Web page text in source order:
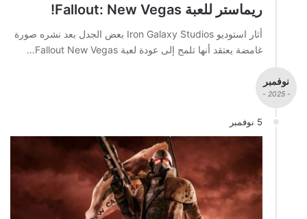
ريماستر للعبة Fallout: New Vegas!
أثار استوديو Iron Galaxy Studios بعض الجدل بعد نشره صورة
غامضة يعتقد أنها تلمح إلى عودة لعبة Fallout New Vegas…
نوفمبر
- 2025 -
5 نوفمبر